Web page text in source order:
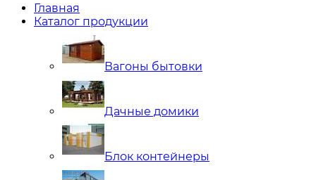
Главная
Каталог продукции
Вагоны бытовки
Дачные домики
Блок контейнеры